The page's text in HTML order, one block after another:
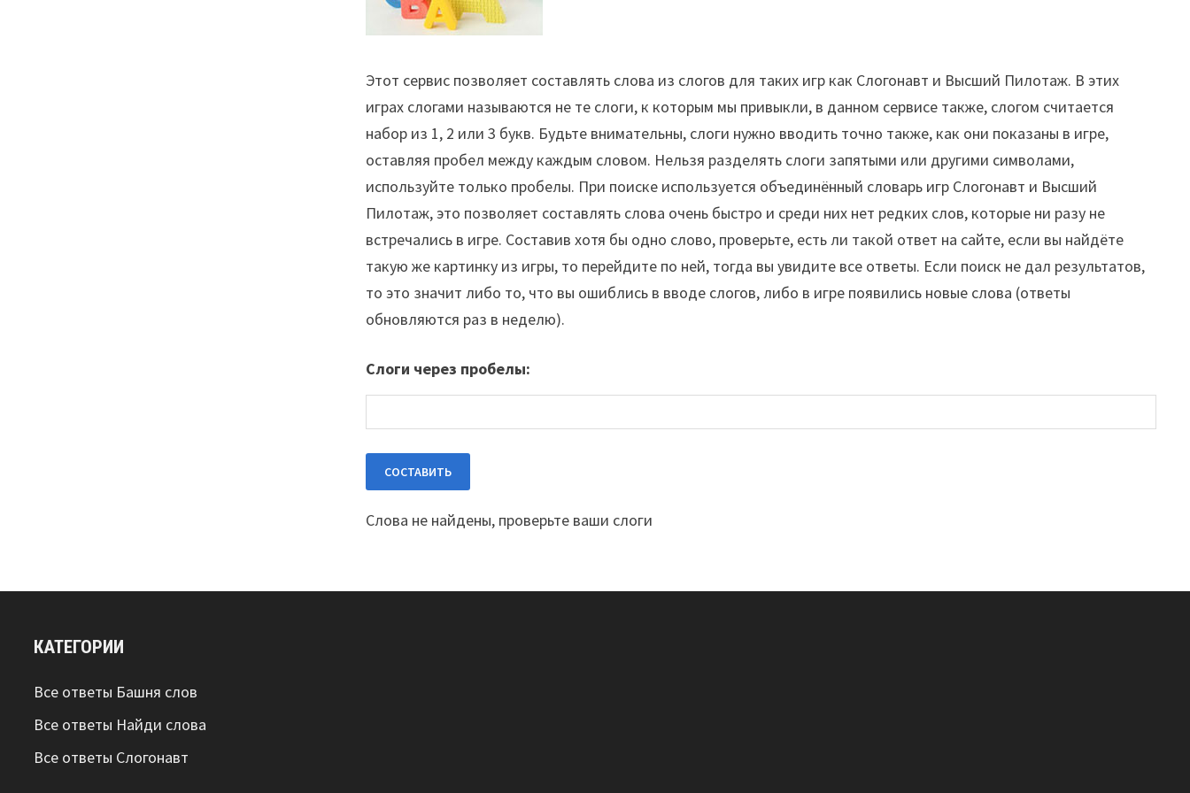
Этот сервис позволяет составлять слова из слогов для таких игр как Слогонавт и Высший Пилотаж. В этих
играх слогами называются не те слоги, к которым мы привыкли, в данном сервисе также, слогом считается
набор из 1, 2 или 3 букв. Будьте внимательны, слоги нужно вводить точно также, как они показаны в игре,
оставляя пробел между каждым словом. Нельзя разделять слоги запятыми или другими символами,
используйте только пробелы. При поиске используется объединённый словарь игр Слогонавт и Высший
Пилотаж, это позволяет составлять слова очень быстро и среди них нет редких слов, которые ни разу не
встречались в игре. Составив хотя бы одно слово, проверьте, есть ли такой ответ на сайте, если вы найдёте
такую же картинку из игры, то перейдите по ней, тогда вы увидите все ответы. Если поиск не дал результатов,
то это значит либо то, что вы ошиблись в вводе слогов, либо в игре появились новые слова (ответы
обновляются раз в неделю).
Слоги через пробелы:
Слова не найдены, проверьте ваши слоги
КАТЕГОРИИ
Все ответы Башня слов
Все ответы Найди слова
Все ответы Слогонавт